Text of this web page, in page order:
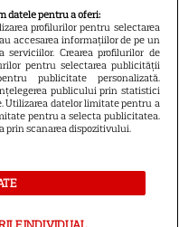
Drepturile rezervate
minorilor.
datele pentru a oferi:
profilurilor pentru selectarea
accesarea informațiilor de pe un
serviciilor. Crearea profilurilor de
pentru selectarea publicității
publicitate personalizată.
publicului prin statistici
Utilizarea datelor limitate pentru a
pentru a selecta publicitatea.
prin scanarea dispozitivului.